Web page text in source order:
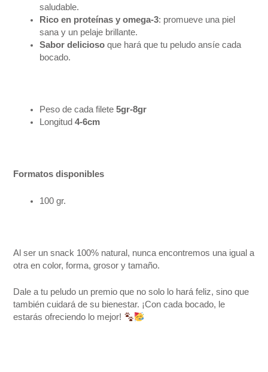
saludable.
Rico en proteínas y omega-3: promueve una piel
sana y un pelaje brillante.
Sabor delicioso que hará que tu peludo ansíe cada
bocado.
Peso de cada filete5gr-8gr
Longitud4-6cm
Formatos disponibles
100 gr.
Al ser un snack 100% natural, nunca encontremos una igual a
otra en color, forma, grosor y tamaño.
Dale a tu peludo un premio que no solo lo hará feliz, sino que
también cuidará de su bienestar. ¡Con cada bocado, le
estarás ofreciendo lo mejor!